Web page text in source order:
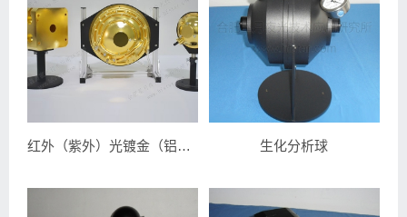
红外（紫外）光镀金（铝）球 生化分析球